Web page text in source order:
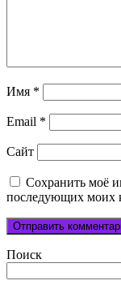
Имя *
Email *
Сайт
Сохранить моё
последующих моих
Поиск